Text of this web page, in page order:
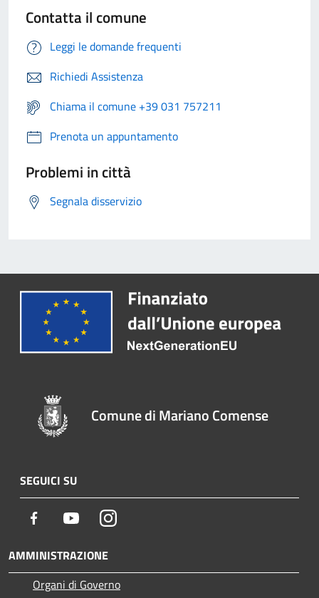
Contatta il comune
Leggi le domande frequenti
Richiedi Assistenza
Chiama il comune +39 031 757211
Prenota un appuntamento
Problemi in città
Segnala disservizio
Comune di Mariano Comense
SEGUICI SU
Facebook YoutubeInstagram
AMMINISTRAZIONE
Organi di Governo